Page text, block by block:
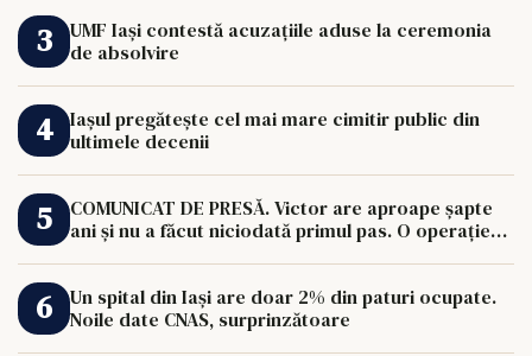
UMF Iași contestă acuzațiile aduse la ceremonia
de absolvire
Iașul pregătește cel mai mare cimitir public din
ultimele decenii
COMUNICAT DE PRESĂ. Victor are aproape șapte
ani și nu a făcut niciodată primul pas. O operație
Un spital din Iași are doar 2% din paturi ocupate.
Noile date CNAS, surprinzătoare